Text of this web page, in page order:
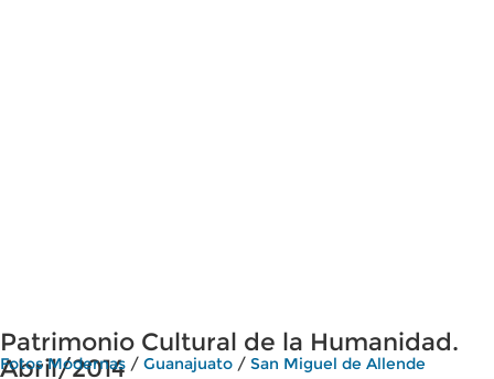
Patrimonio Cultural de la Humanidad.
Abril/2014
Fotos Modernas / Guanajuato / San Miguel de Allende